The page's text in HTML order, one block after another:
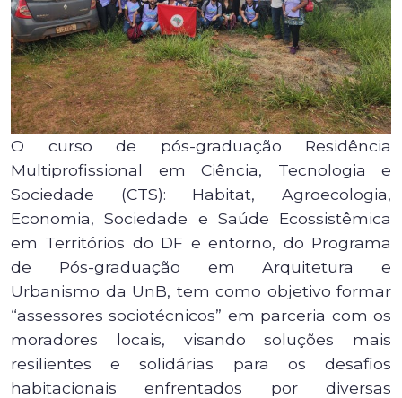
O curso de pós-graduação Residência
Multiprofissional em Ciência, Tecnologia e
Sociedade (CTS): Habitat, Agroecologia,
Economia, Sociedade e Saúde Ecossistêmica
em Territórios do DF e entorno, do Programa
de Pós-graduação em Arquitetura e
Urbanismo da UnB, tem como objetivo formar
“assessores sociotécnicos” em parceria com os
moradores locais, visando soluções mais
resilientes e solidárias para os desafios
habitacionais enfrentados por diversas